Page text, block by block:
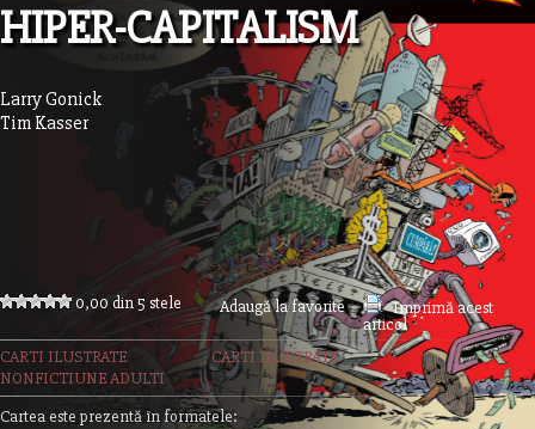
HIPER-CAPITALISM
Larry Gonick
Tim Kasser
0,00 din 5 stele Adaugă la favorite
Imprimă acest
articol
CARTI ILUSTRATE
CARTI ILUSTRATE
NONFICTIUNE ADULTI
Cartea este prezentă în formatele: